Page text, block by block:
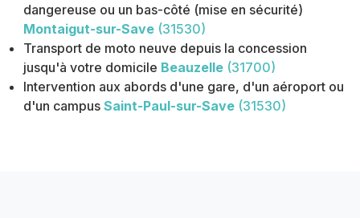
dangereuse ou un bas-côté (mise en sécurité)
Montaigut-sur-Save (31530)
Transport de moto neuve depuis la concession
jusqu'à votre domicile Beauzelle (31700)
Intervention aux abords d'une gare, d'un aéroport ou
d'un campus Saint-Paul-sur-Save (31530)